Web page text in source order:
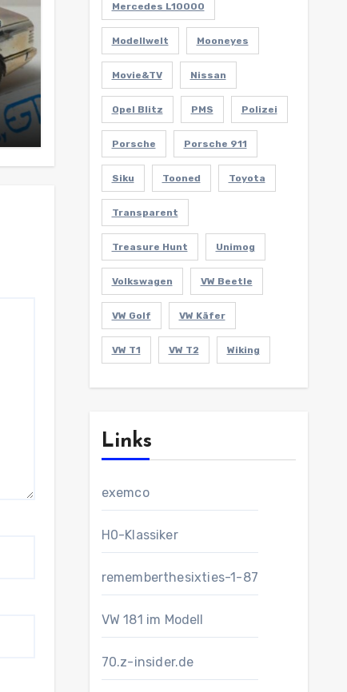
Mercedes L10000
Modellwelt Mooneyes
Movie&TV Nissan
Opel Blitz PMS Polizei
Porsche Porsche 911
Siku Tooned Toyota
Transparent
Treasure Hunt Unimog
Volkswagen VW Beetle
VW Golf VW Käfer
VW T1 VW T2 Wiking
Links
exemco
H0-Klassiker
rememberthesixties-1-87
VW 181 im Modell
70.z-insider.de